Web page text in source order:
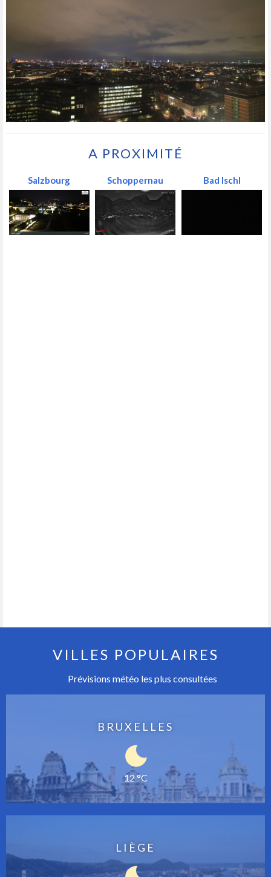
A PROXIMITÉ
Salzbourg Schoppernau Bad Ischl
VILLES POPULAIRES
Prévisions météo les plus consultées
BRUXELLES
12 °C
LIÈGE